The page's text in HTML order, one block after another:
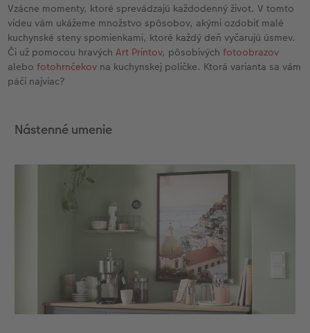
Vzácne momenty, ktoré sprevádzajú každodenný život. V tomto
videu vám ukážeme množstvo spôsobov, akými ozdobiť malé
kuchynské steny spomienkami, ktoré každý deň vyčarujú úsmev.
Či už pomocou hravýchArt Printov, pôsobivých fotoobrazov
alebofotohrnčekov na kuchynskej poličke. Ktorá varianta sa vám
páči najviac?
Nástenné umenie